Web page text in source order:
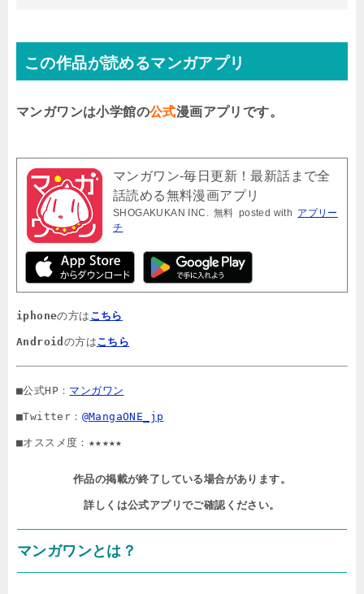
この作品が読めるマンガアプリ
マンガワンは小学館の公式漫画アプリです。
マンガワン-毎日更新！最新話まで全
話読める無料漫画アプリ
SHOGAKUKAN INC. 無料 posted with アプリー
チ
iphoneの方は こちら
Android の方はこちら
■公式HP： マンガワン
■Twitter： @MangaONE_jp
■オススメ度：★★★★★
作品の掲載が終了している場合があります。
詳しくは公式アプリでご確認ください。
マンガワンとは？